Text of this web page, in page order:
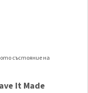
състояние на
It Made